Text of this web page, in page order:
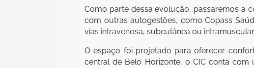
Como parte dessa evolução, passaremos a
com outras autogestões, como Copass
vias intravenosa, subcutânea ou
O espaço foi projetado para oferecer
central de Belo Horizonte, o CIC conta